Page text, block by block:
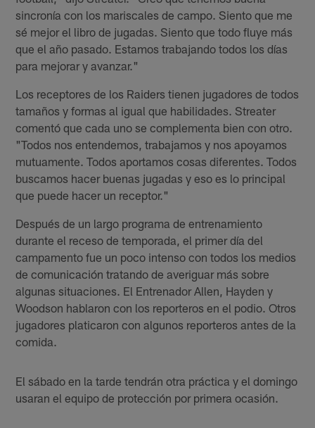
sincronía con los mariscales de campo. Siento que me
sé mejor el libro de jugadas. Siento que todo fluye más
que el año pasado. Estamos trabajando todos los días
para mejorar y avanzar."
Los receptores de los Raiders tienen jugadores de todos
tamaños y formas al igual que habilidades. Streater
comentó que cada uno se complementa bien con otro.
"Todos nos entendemos, trabajamos y nos apoyamos
mutuamente. Todos aportamos cosas diferentes. Todos
buscamos hacer buenas jugadas y eso es lo principal
que puede hacer un receptor."
Después de un largo programa de entrenamiento
durante el receso de temporada, el primer día del
campamento fue un poco intenso con todos los medios
de comunicación tratando de averiguar más sobre
algunas situaciones. El Entrenador Allen, Hayden y
Woodson hablaron con los reporteros en el podio. Otros
jugadores platicaron con algunos reporteros antes de la
comida.
El sábado en la tarde tendrán otra práctica y el domingo
usaran el equipo de protección por primera ocasión.